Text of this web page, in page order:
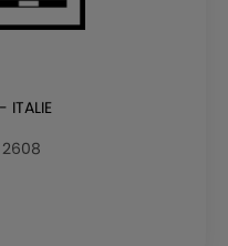
ITALIE